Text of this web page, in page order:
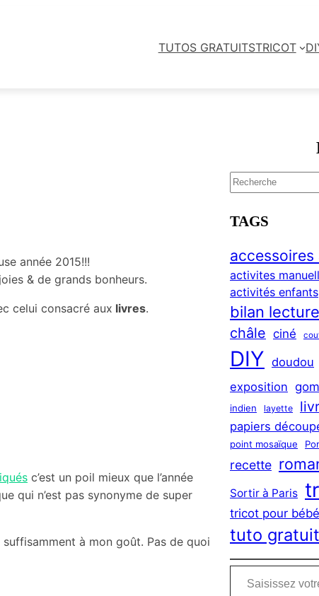
TUTOS GRATUITSTRICOT
année 2015!!!
& de grands bonheurs.
celui consacré aux livres.
c’est un poil mieux que l’année
qui n’est pas synonyme de super
à mon goût. Pas de quoi
S
e
a
r
h
TAGS
activites
activités enfants
bilan lecture
châle ciné
DIY doudou
exposition
indien layette
papiers
point mosaïque
recette
Sortir à Paris
tricot pour bébé
tuto gratuit
Saisissez votre adresse e-mail…